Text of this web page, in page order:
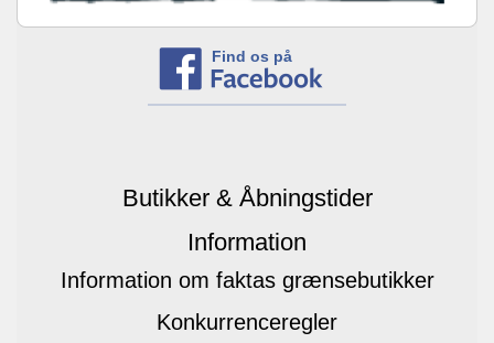
Find os på
Butikker & Åbningstider
Information
Information om faktas grænsebutikker
Konkurrenceregler